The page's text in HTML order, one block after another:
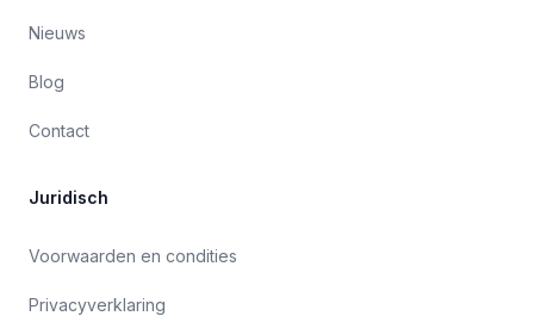
Nieuws
Blog
Contact
Juridisch
Voorwaarden en condities
Privacyverklaring